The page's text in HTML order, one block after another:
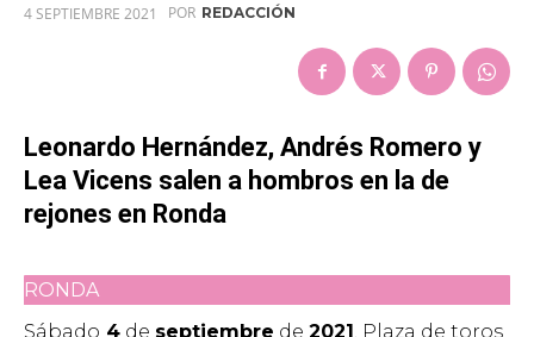
4 SEPTIEMBRE 2021 POR REDACCIÓN
Leonardo Hernández, Andrés Romero y
Lea Vicens salen a hombros en la de
rejones en Ronda
RONDA
Sábado 4 de septiembre de 2021 . Plaza de toros